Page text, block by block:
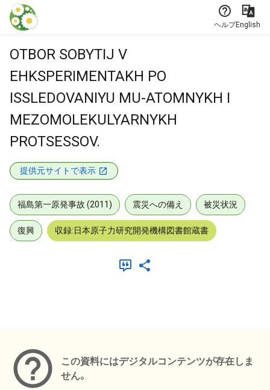
本文に飛ぶ
ヘルプEnglish
OTBOR SOBYTIJ V
EHKSPERIMENTAKH PO
ISSLEDOVANIYU MU-ATOMNYKH I
MEZOMOLEKULYARNYKH
PROTSESSOV.
提供元サイトで表示
福島第一原発事故 (2011) 震災への備え 被災状況
復興 収録:日本原子力研究開発機構図書館蔵書
この資料にはデジタルコンテンツが存在しま
せん。